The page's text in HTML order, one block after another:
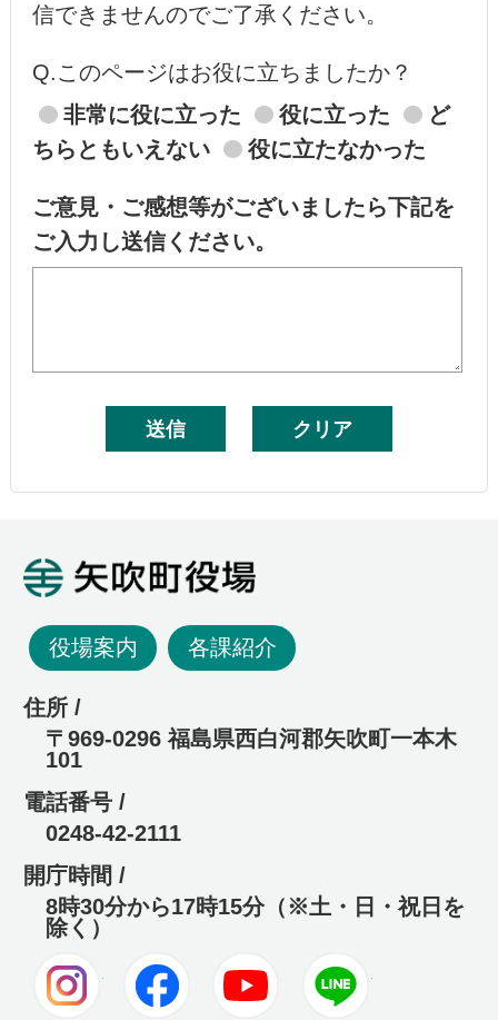
信できませんのでご了承ください。
Q.このページはお役に立ちましたか？
非常に役に立った
役に立った
ど
ちらともいえない
役に立たなかった
ご意見・ご感想等がございましたら下記を
ご入力し送信ください。
役場案内 各課紹介
住所 /
〒969-0296 福島県西白河郡矢吹町一本木
101
電話番号 /
0248-42-2111
開庁時間 /
8時30分から17時15分（※土・日・祝日を
除く）
Instagram Facebook Youtube